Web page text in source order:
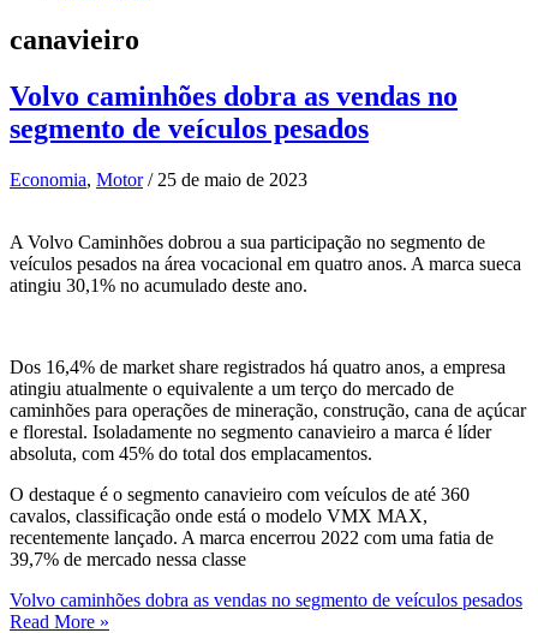
canavieiro
Volvo caminhões dobra as vendas no
segmento de veículos pesados
Economia, Motor/ 25 de maio de 2023
A Volvo Caminhões dobrou a sua participação no segmento de
veículos pesados na área vocacional em quatro anos. A marca sueca
atingiu 30,1% no acumulado deste ano.
Dos 16,4% de market share registrados há quatro anos, a empresa
atingiu atualmente o equivalente a um terço do mercado de
caminhões para operações de mineração, construção, cana de açúcar
e florestal. Isoladamente no segmento canavieiro a marca é líder
absoluta, com 45% do total dos emplacamentos.
O destaque é o segmento canavieiro com veículos de até 360
cavalos, classificação onde está o modelo VMX MAX,
recentemente lançado. A marca encerrou 2022 com uma fatia de
39,7% de mercado nessa classe
Volvo caminhões dobra as vendas no segmento de veículos pesados
Read More »